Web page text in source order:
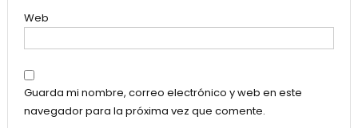
Web
Guarda mi nombre, correo electrónico y web en este
navegador para la próxima vez que comente.